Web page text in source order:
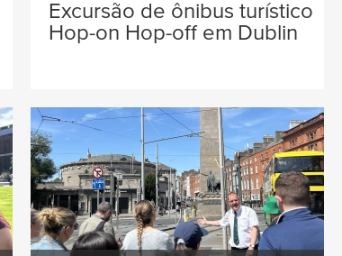
Excursão de ônibus turístico
Hop-on Hop-off em Dublin